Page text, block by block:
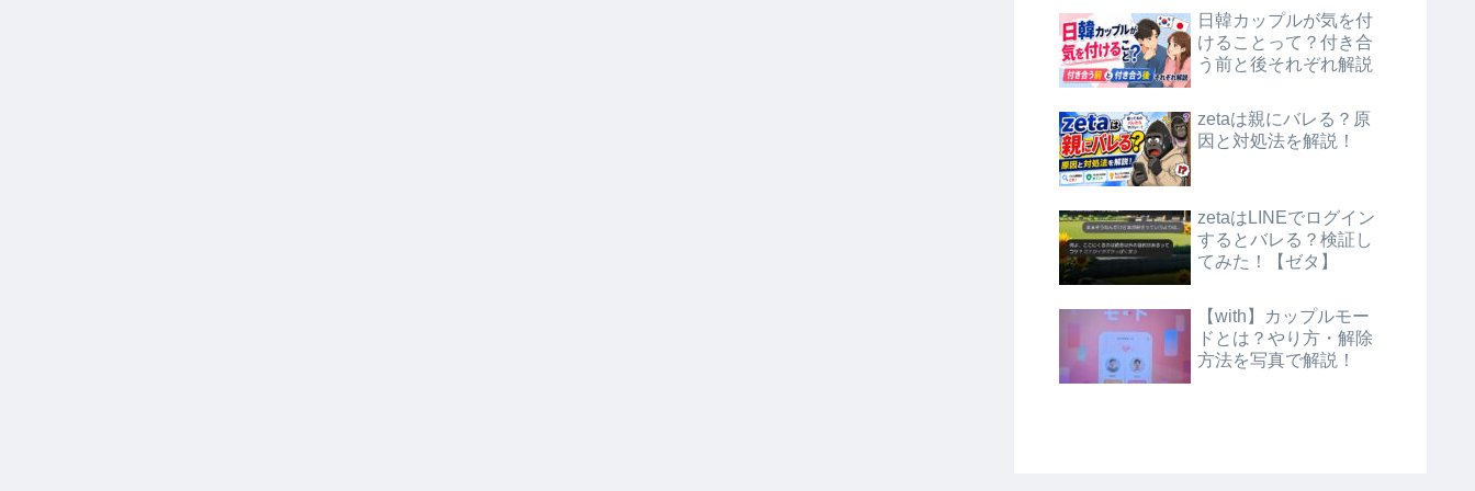
日韓カップルが気を付
けることって？付き合
う前と後それぞれ解説
zetaは親にバレる？原
因と対処法を解説！
zetaはLINEでログイン
するとバレる？検証し
てみた！【ゼタ】
【with】カップルモー
ドとは？やり方・解除
方法を写真で解説！